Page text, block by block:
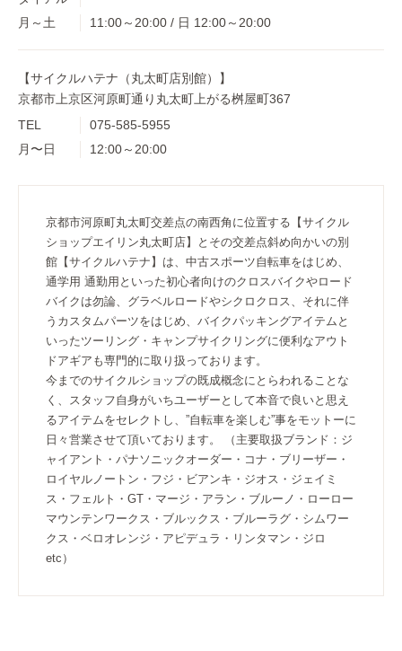
月～土 11:00～20:00 / 日 12:00～20:00
【サイクルハテナ（丸太町店別館）】
京都市上京区河原町通り丸太町上がる桝屋町367
TEL
075-585-5955
月〜日
12:00～20:00
京都市河原町丸太町交差点の南西角に位置する【サイクル
ショップエイリン丸太町店】とその交差点斜め向かいの別
館【サイクルハテナ】は、中古スポーツ自転車をはじめ、
通学用 通勤用といった初心者向けのクロスバイクやロード
バイクは勿論、グラベルロードやシクロクロス、それに伴
うカスタムパーツをはじめ、バイクパッキングアイテムと
いったツーリング・キャンプサイクリングに便利なアウト
ドアギアも専門的に取り扱っております。
今までのサイクルショップの既成概念にとらわれることな
く、スタッフ自身がいちユーザーとして本音で良いと思え
るアイテムをセレクトし、”自転車を楽しむ”事をモットーに
日々営業させて頂いております。 （主要取扱ブランド：ジ
ャイアント・パナソニックオーダー・コナ・ブリーザー・
ロイヤルノートン・フジ・ビアンキ・ジオス・ジェイミ
ス・フェルト・GT・マージ・アラン・ブルーノ・ローロー
マウンテンワークス・ブルックス・ブルーラグ・シムワー
クス・ベロオレンジ・アピデュラ・リンタマン・ジロ
etc）